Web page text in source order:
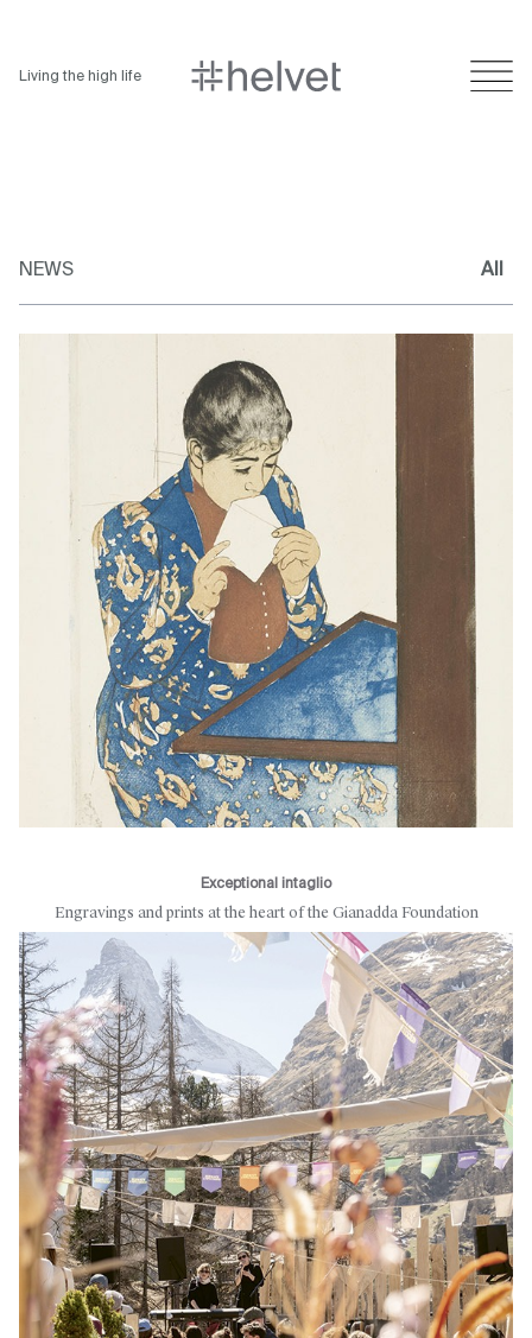
Living the high life
NEWS All
Exceptional intaglio
Engravings and prints at the heart of the Gianadda Foundation